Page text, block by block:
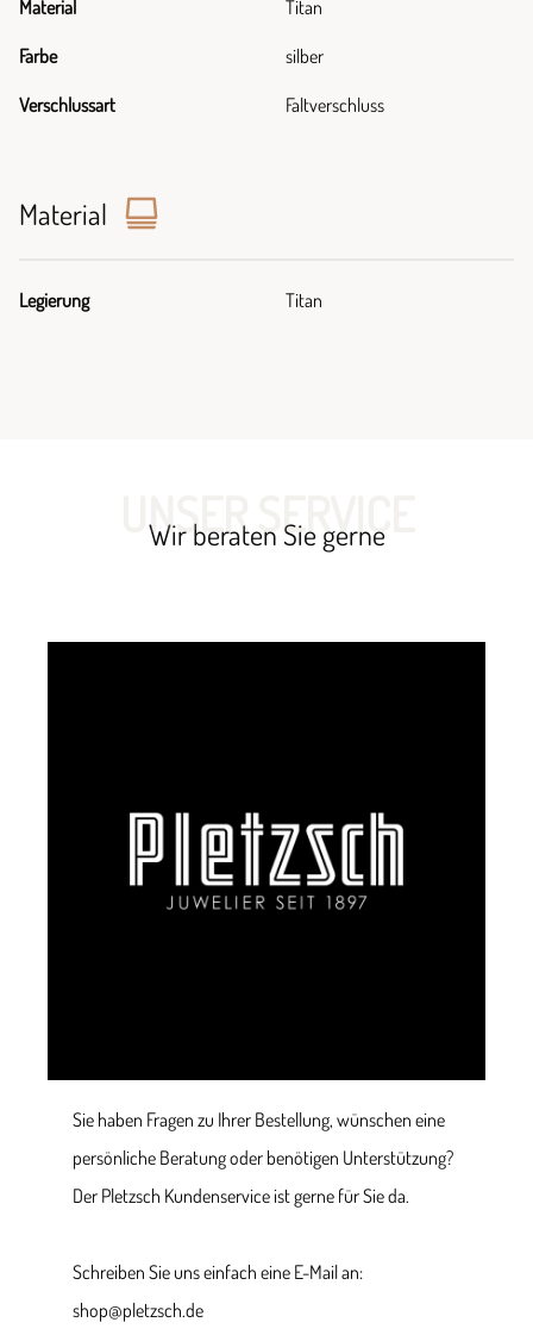
Material Titan
Farbe silber
Verschlussart Faltverschluss
Material
Legierung Titan
UNSER SERVICE
Wir beraten Sie gerne
Sie haben Fragen zu Ihrer Bestellung, wünschen eine
persönliche Beratung oder benötigen Unterstützung?
Der Pletzsch Kundenservice ist gerne für Sie da.
Schreiben Sie uns einfach eine E-Mail an:
shop@pletzsch.de